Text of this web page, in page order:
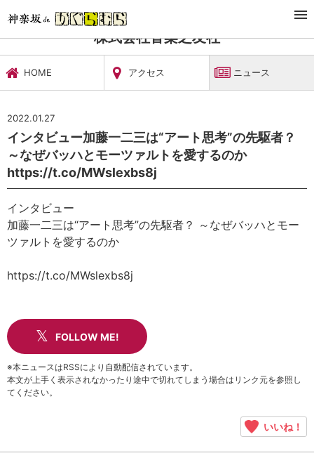
文化施設・ギャラリー
株式会社音楽之友社
HOME アクセス ニュース
2022.01.27
インタビュー加藤一二三は“アート思考”の先駆者？
～なぜバッハとモーツァルトを愛するのか
https://t.co/MWslexbs8j
インタビュー
加藤一二三は“アート思考”の先駆者？ ～なぜバッハとモー
ツァルトを愛するのか
https://t.co/MWslexbs8j
FOLLOW ME!
※本ニュースはRSSにより自動配信されています。
本文が上手く表示されなかったり途中で切れてしまう場合はリンク元を参照し
てください。
いいね！